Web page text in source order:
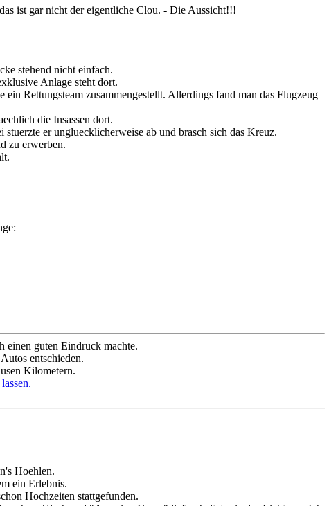
ist gar nicht der eigentliche Clou. - Die Aussicht!!!
stehend nicht einfach.
Anlage steht dort.
Rettungsteam zusammengestellt. Allerdings fand man das Flugzeug
die Insassen dort.
er ungluecklicherweise ab und brasch sich das Kreuz.
zu erwerben.
einen guten Eindruck machte.
entschieden.
Kilometern.
Hoehlen.
ein Erlebnis.
Hochzeiten stattgefunden.